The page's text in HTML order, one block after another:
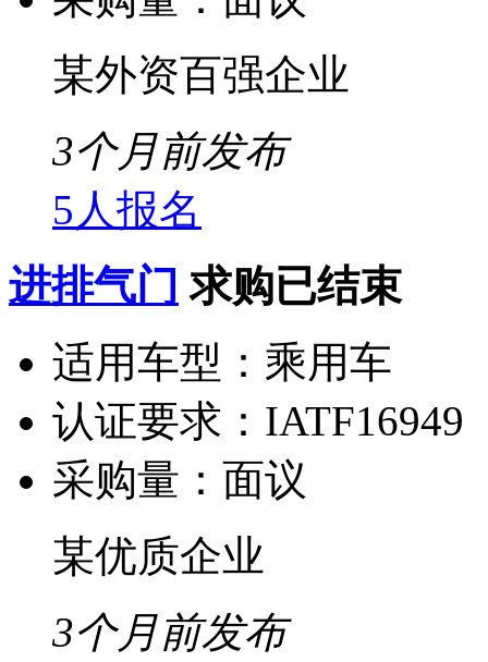
某外资百强企业
3个月前发布
5人报名
进排气门 求购已结束
适用车型： 乘用车
认证要求： IATF16949
采购量： 面议
某优质企业
3个月前发布